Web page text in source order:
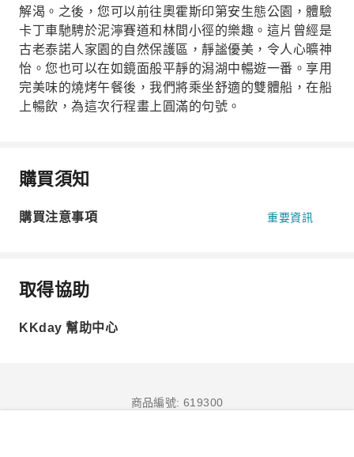
解渴。之後，您可以前往奧霍斯印第安生態公園，體驗
卡丁車馳騁於泥濘賽道和林間小徑的樂趣。這片曾經是
古老泰諾人家園的自然保護區，靜謐優美，令人心曠神
怡。您也可以在如鏡面般平靜的潟湖中暢遊一番。享用
完美味的燒烤午餐後，我們將乘坐舒適的雙體船，在船
上暢飲，為這次行程畫上圓滿的句號。
購買須知
購買注意事項 重要資訊
取得協助
KKday 幫助中心
商品編號: 619300